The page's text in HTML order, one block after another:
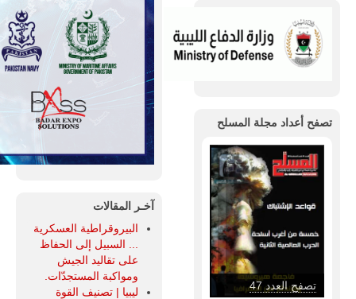
تصفح أعداد مجلة المسلح
تصفح العدد 47
آخـر المقالات
البيروقراطية العسكرية
... السبيل إلى الحفاظ
على تقاليد الجيش
ومواكبة المستجدّات.
ليبيا | تصنيف القوة